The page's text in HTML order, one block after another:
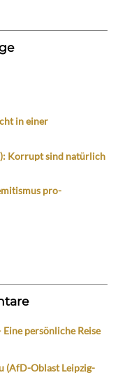
in einer
Korrupt sind natürlich
pro-
persönliche Reise
(AfD-Oblast Leipzig-